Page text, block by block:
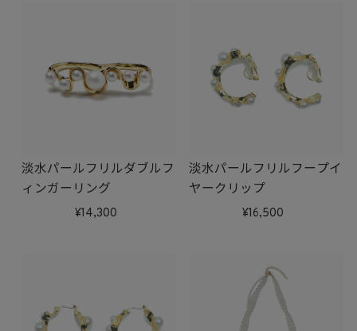
淡水パールフリルダブルフ
ィンガーリング
14,300
淡水パールフリルフープイ
ヤークリップ
16,500